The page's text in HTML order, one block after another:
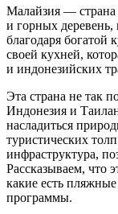
Малайзия — страна
и горных
благодаря богатой
своей кухней,
и индонезийских
Эта страна не так
Индонезия и
насладиться
туристических
инфраструктура,
Рассказываем, что
какие есть
программы.